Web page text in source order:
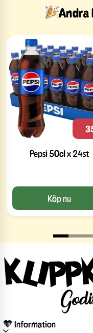
Andra
Pepsi 50cl x 24st
Köp nu
🧡 Information